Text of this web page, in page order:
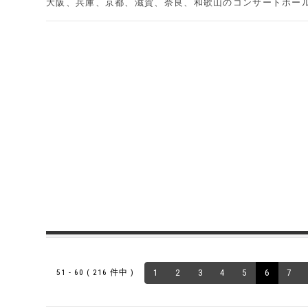
大阪、兵庫、京都、滋賀、奈良、和歌山のコンサートホー
51 - 60 ( 216 件中 ) 1 2 3 4 5 6 7